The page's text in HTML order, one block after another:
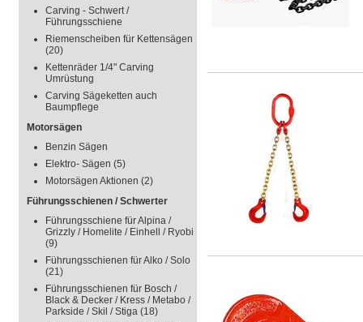
Carving - Schwert /
Führungsschiene
Riemenscheiben für Kettensägen
(20)
Kettenräder 1/4" Carving
Umrüstung
Carving Sägeketten auch
Baumpflege
Motorsägen
Benzin Sägen
Elektro- Sägen (5)
Motorsägen Aktionen (2)
Führungsschienen / Schwerter
Führungsschiene für Alpina /
Grizzly / Homelite / Einhell / Ryobi
(9)
Führungsschienen für Alko / Solo
(21)
Führungsschienen für Bosch /
Black & Decker / Kress / Metabo /
Parkside / Skil / Stiga (18)